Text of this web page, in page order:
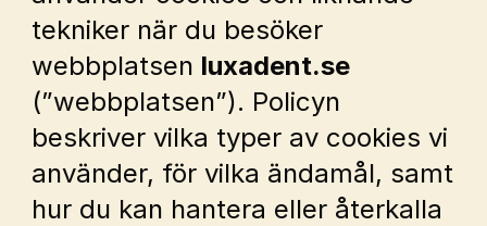
tekniker när du besöker
webbplatsen luxadent.se
(”webbplatsen”). Policyn
beskriver vilka typer av cookies vi
använder, för vilka ändamål, samt
hur du kan hantera eller återkalla